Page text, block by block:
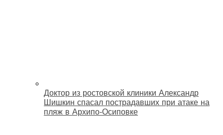
Доктор из ростовской клиники Александр
Шишкин спасал пострадавших при атаке на
пляж в Архипо‑Осиповке